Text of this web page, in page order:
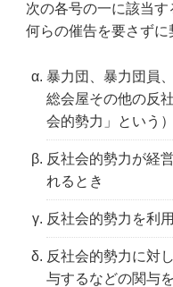
次の各号の一に該当す
何らの催告を要さずに
暴力団、暴力団員
総会屋その他の反
会的勢力」という
反社会的勢力が経
れるとき
反社会的勢力を利
反社会的勢力に対
与するなどの関与